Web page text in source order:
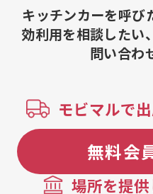
ス、ブルータコス、プルド
ルタコス
キッチンカーを呼び
効利用を相談したい
問い合わ
モビマルで
無料会
場所を提